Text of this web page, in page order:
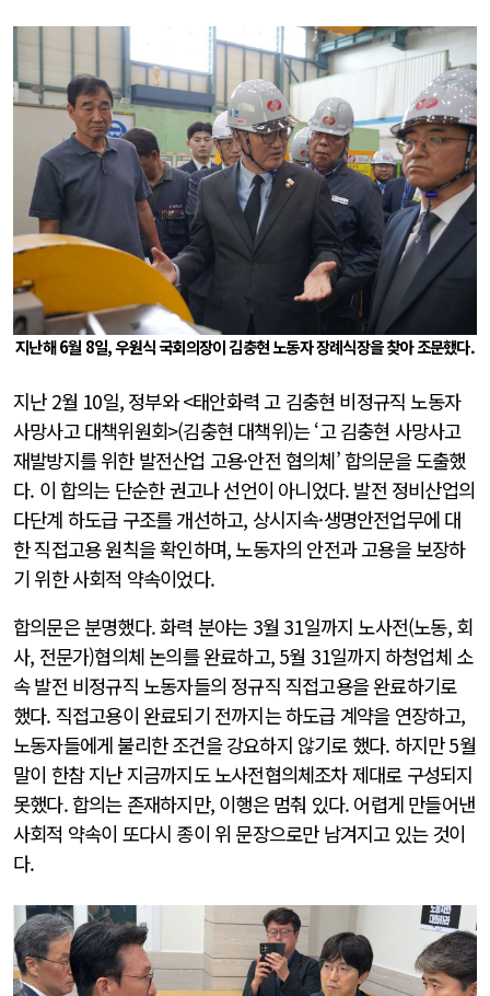
지난해 6월 8일, 우원식 국회의장이 김충현 노동자 장례식장을 찾아 조문했다.
지난 2월 10일, 정부와 <태안화력 고 김충현 비정규직 노동자
사망사고 대책위원회>(김충현 대책위)는 ‘고 김충현 사망사고
재발방지를 위한 발전산업 고용·안전 협의체’ 합의문을 도출했
다. 이 합의는 단순한 권고나 선언이 아니었다. 발전 정비산업의
다단계 하도급 구조를 개선하고, 상시지속·생명안전업무에 대
한 직접고용 원칙을 확인하며, 노동자의 안전과 고용을 보장하
기 위한 사회적 약속이었다.
합의문은 분명했다. 화력 분야는 3월 31일까지 노사전(노동, 회
사, 전문가)협의체 논의를 완료하고, 5월 31일까지 하청업체 소
속 발전 비정규직 노동자들의 정규직 직접고용을 완료하기로
했다. 직접고용이 완료되기 전까지는 하도급 계약을 연장하고,
노동자들에게 불리한 조건을 강요하지 않기로 했다. 하지만 5월
말이 한참 지난 지금까지도 노사전협의체조차 제대로 구성되지
못했다. 합의는 존재하지만, 이행은 멈춰 있다. 어렵게 만들어낸
사회적 약속이 또다시 종이 위 문장으로만 남겨지고 있는 것이
다.